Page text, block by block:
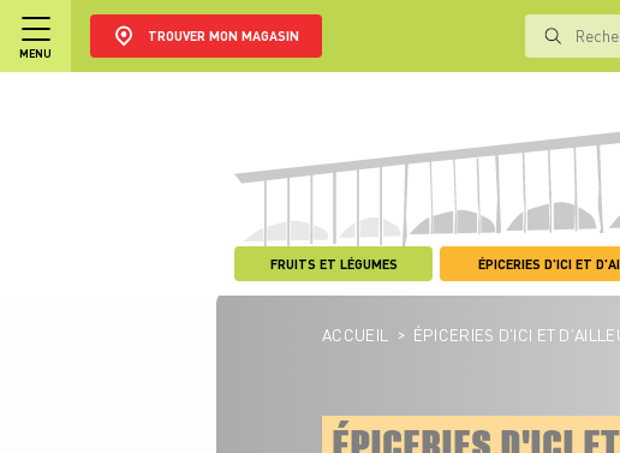
MENU
TROUVER MON MAGASIN
FRUITS ET LÉGUMES ÉPICERIES D'ICI ET
ACCUEIL > ÉPICERIES D'ICI ET
ÉPICERIES D'ICI